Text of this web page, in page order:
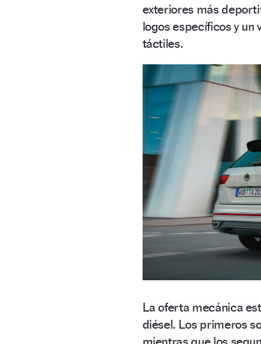
exteriores más
logos específicos y
táctiles.
La oferta mecánica
diésel. Los primeros